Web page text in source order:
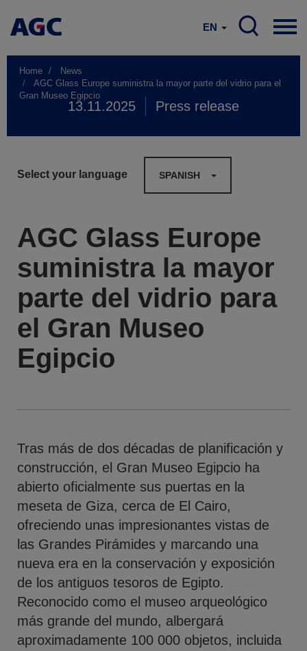
EN
Home
News
AGC Glass Europe suministra la mayor parte del vidrio para el
Gran Museo Egipcio
13.11.2025 Press release
Select your language SPANISH
AGC Glass Europe
suministra la mayor
parte del vidrio para
el Gran Museo
Egipcio
Tras más de dos décadas de planificación y
construcción, el Gran Museo Egipcio ha
abierto oficialmente sus puertas en la
meseta de Giza, cerca de El Cairo,
ofreciendo unas impresionantes vistas de
las Grandes Pirámides y marcando una
nueva era en la conservación y exposición
de los antiguos tesoros de Egipto.
Reconocido como el museo arqueológico
más grande del mundo, albergará
aproximadamente 100 000 objetos, incluida